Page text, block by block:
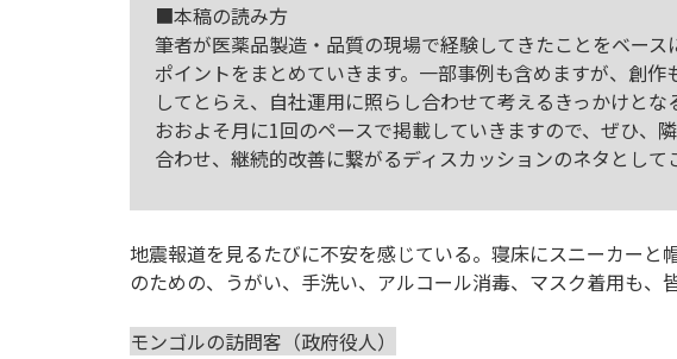
■本稿の読み方
筆者が医薬品製造・品質の現場で経験してきたことをベー
ポイントをまとめていきます。一部事例も含めますが、創
してとらえ、自社運用に照らし合わせて考えるきっかけとな
おおよそ月に1回のペースで掲載していきますので、ぜひ、
合わせ、継続的改善に繋がるディスカッションのネタとして
地震報道を見るたびに不安を感じている。寝床にスニーカー
のための、うがい、手洗い、アルコール消毒、マスク着用も、
モンゴルの訪問客（政府役人）